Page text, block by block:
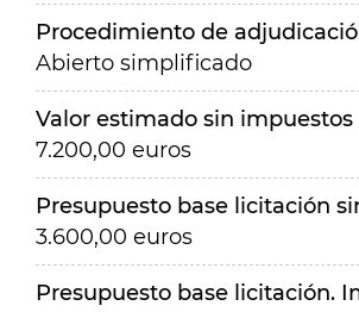
Procedimiento de
Abierto simplificado
Valor estimado sin impuestos
7.200,00 euros
Presupuesto base licitación
3.600,00 euros
Presupuesto base licitación.